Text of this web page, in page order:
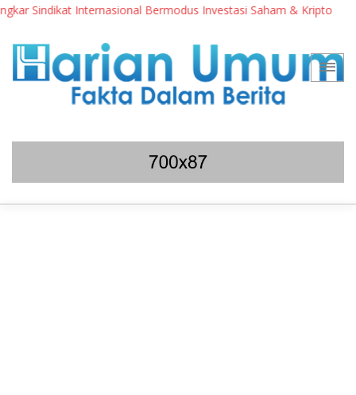
Sindikat Internasional Bermodus Investasi Saham & Kripto